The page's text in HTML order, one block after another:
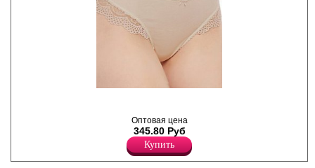
атласный бантик на
передней части изделия.
Лайкра 5%
Хлопок 95%
Оптовая цена
345.80 Руб
Купить